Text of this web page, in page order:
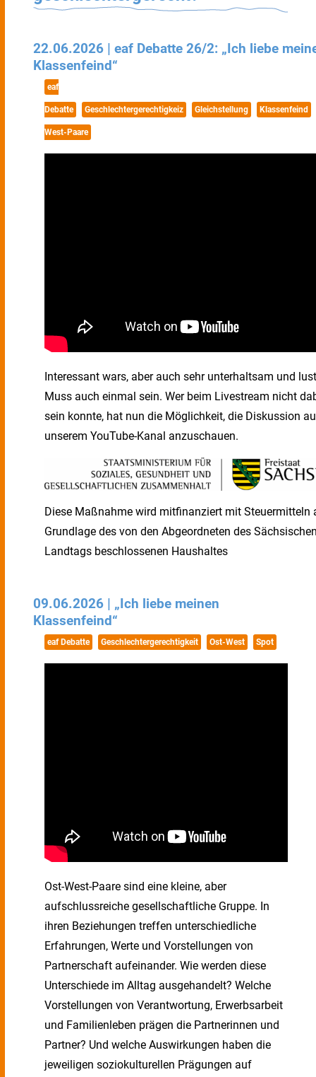
22.06.2026 | eaf Debatte 26/2: „Ich liebe
Klassenfeind“
eaf
Debatte Geschlechtergerechtigkeiz Gleichstellung Klassenfeind
West-Paare
Interessant wars, aber auch sehr unterhaltsam und
Muss auch einmal sein. Wer beim Livestream nicht
sein konnte, hat nun die Möglichkeit, die Diskussion
unserem YouTube-Kanal anzuschauen.
Diese Maßnahme wird mitfinanziert mit Steuermitteln
Grundlage des von den Abgeordneten des
Landtags beschlossenen Haushaltes
09.06.2026 | „Ich liebe meinen
Klassenfeind“
eaf Debatte Geschlechtergerechtigkeit Ost-West Spot
Ost-West-Paare sind eine kleine, aber
aufschlussreiche gesellschaftliche Gruppe. In
ihren Beziehungen treffen unterschiedliche
Erfahrungen, Werte und Vorstellungen von
Partnerschaft aufeinander. Wie werden diese
Unterschiede im Alltag ausgehandelt? Welche
Vorstellungen von Verantwortung, Erwerbsarbeit
und Familienleben prägen die Partnerinnen und
Partner? Und welche Auswirkungen haben die
jeweiligen soziokulturellen Prägungen auf